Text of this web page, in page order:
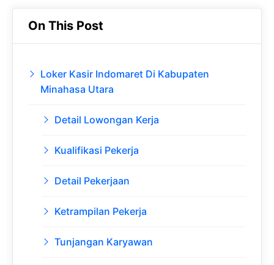
On This Post
Loker Kasir Indomaret Di Kabupaten
Minahasa Utara
Detail Lowongan Kerja
Kualifikasi Pekerja
Detail Pekerjaan
Ketrampilan Pekerja
Tunjangan Karyawan